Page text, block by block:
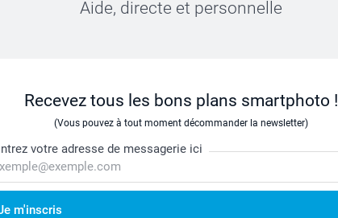
Aide, directe et personnelle
Recevez tous les bons plans smartphoto !
(Vous pouvez à tout moment décommander la newsletter)
votre adresse de messagerie ici
m'inscris